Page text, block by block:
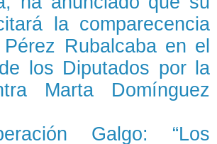
la comparecencia
Rubalcaba en el
los Diputados por la
Marta Domínguez
Galgo: “Los